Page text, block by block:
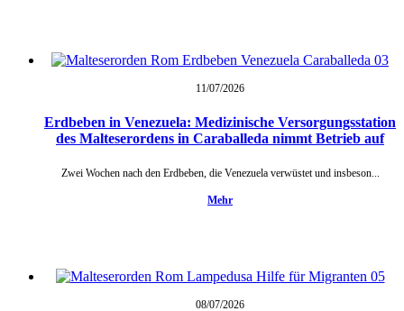
11/07/2026
Erdbeben in Venezuela: Medizinische Versorgungsstation
des Malteserordens in Caraballeda nimmt Betrieb auf
Zwei Wochen nach den Erdbeben, die Venezuela verwüstet und insbeson...
Mehr
08/07/2026